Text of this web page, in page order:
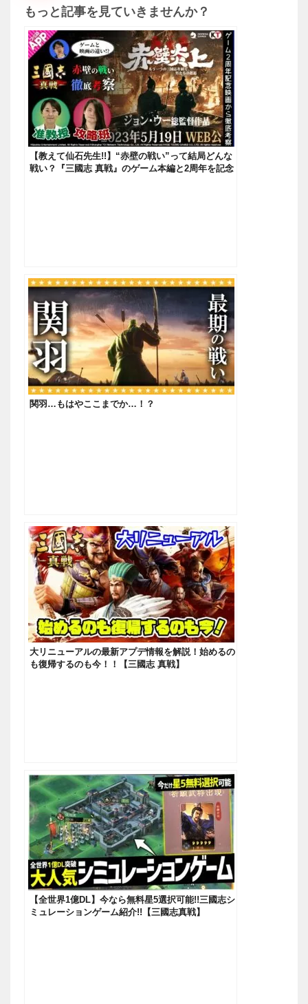
もっと記事を見ていきませんか？
【教えて仙石先生!!】“赤壁の戦い”って結局どんな
戦い？『三國志 真戦』のゲーム本編と2周年を記念
関羽…もはやここまでか…！？
大リニューアルの最新アプデ情報を解説！始めるの
も復帰するのも今！！【三國志 真戦】
【全世界1億DL】今なら無料星5選択可能!!三國志シ
ミュレーションゲーム紹介!!【三國志真戦】